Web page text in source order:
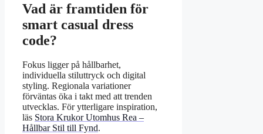
Vad är framtiden för
smart casual dress
code?
Fokus ligger på hållbarhet,
individuella stiluttryck och digital
styling. Regionala variationer
förväntas öka i takt med att trenden
utvecklas. För ytterligare inspiration,
läs Stora Krukor Utomhus Rea –
Hållbar Stil till Fynd.